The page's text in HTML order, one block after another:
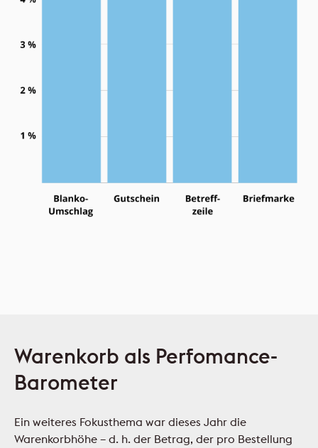
Warenkorb als Perfomance-
Barometer
Ein weiteres Fokusthema war dieses Jahr die
Warenkorbhöhe – d. h. der Betrag, der pro Bestellung